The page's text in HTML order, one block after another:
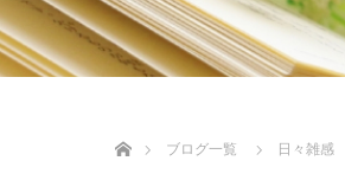
ブログ一覧
日々雑感